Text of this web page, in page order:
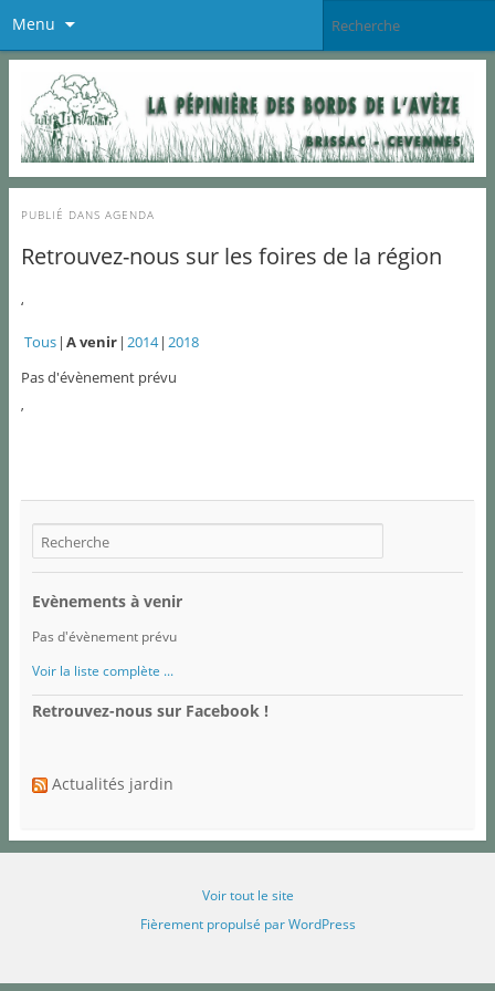
Menu
PUBLIÉ DANS AGENDA
Retrouvez-nous sur les foires de la région
‘
Tous A venir 2014 2018
Pas d'évènement prévu
’
Evènements à venir
Pas d'évènement prévu
Voir la liste complète ...
Retrouvez-nous sur Facebook !
Actualités jardin
Voir tout le site
Fièrement propulsé par WordPress